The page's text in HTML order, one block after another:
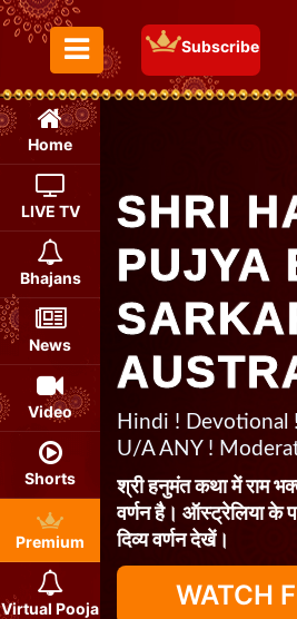
Toggle Menu
Subscribe
Home
LIVE TV
Bhajans
News
Video
Shorts
Premium
Virtual Pooja
SHRI
PUJYA
Hindi ! Devotional
U/A ANY !
श्री हनुमंत कथा में राम
वर्णन है। ऑस्ट्रेलिया के
दिव्य वर्णन देखें।
WATCH